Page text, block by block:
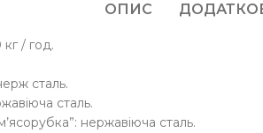
ОПИС
кг / год.
сталь.
сталь.
нержавіюча сталь.